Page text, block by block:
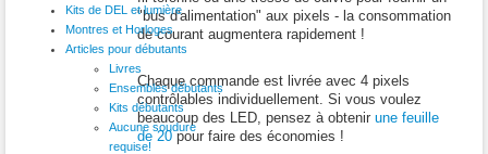
Kits de DEL et lumière
Montres et Horloges
Articles pour débutants
Livres
Ensembles débutants
Kits débutants
Aucune soudure
requise!
"bus d'alimentation" aux pixels - la consommation
de courant augmentera rapidement !
Chaque commande est livrée avec 4 pixels
contrôlables individuellement. Si vous voulez
beaucoup des LED, pensez à obtenir une feuille
de 20pour faire des économies !